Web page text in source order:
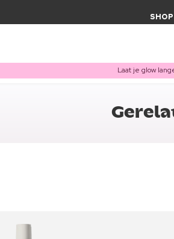
Laat je glow